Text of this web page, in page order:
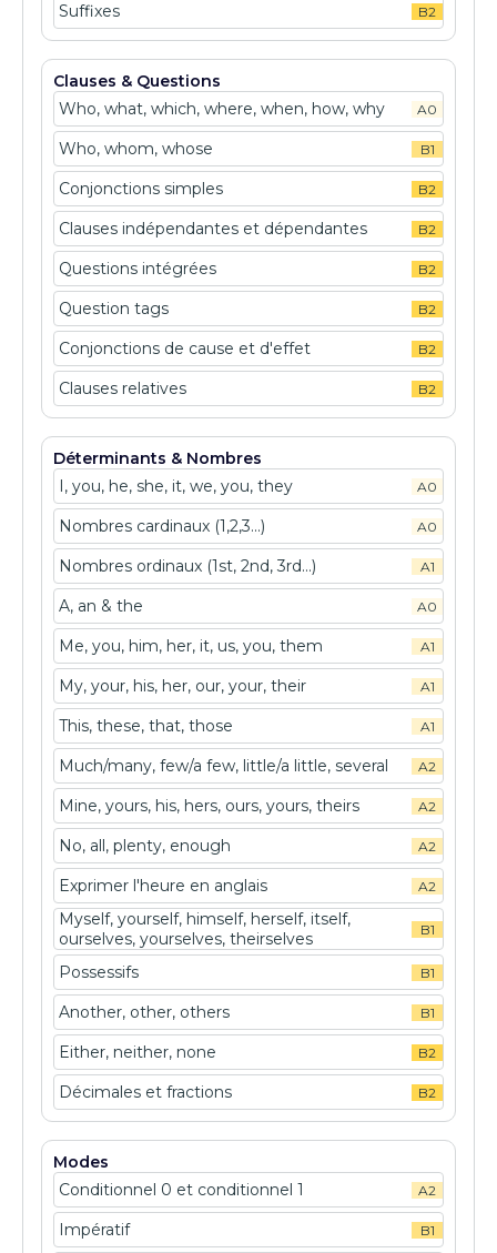
Suffixes B2
Clauses & Questions
Who, what, which, where, when, how, why
A0
Who, whom, whose B1
Conjonctions simples B2
Clauses indépendantes et dépendantes B2
Questions intégrées B2
Question tags B2
Conjonctions de cause et d'effet B2
Clauses relatives B2
Déterminants & Nombres
I, you, he, she, it, we, you, they
A0
Nombres cardinaux (1,2,3...) A0
Nombres ordinaux (1st, 2nd, 3rd...) A1
A, an & the A0
Me, you, him, her, it, us, you, them A1
My, your, his, her, our, your, their A1
This, these, that, those A1
Much/many, few/a few, little/a little, several A2
Mine, yours, his, hers, ours, yours, theirs A2
No, all, plenty, enough A2
Exprimer l'heure en anglais A2
Myself, yourself, himself, herself, itself,
ourselves, yourselves, theirselves
B1
Possessifs B1
Another, other, others B1
Either, neither, none B2
Décimales et fractions B2
Modes
Conditionnel 0 et conditionnel 1
A2
Impératif B1